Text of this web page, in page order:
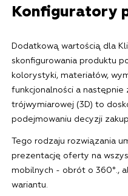
Konfiguratory
Dodatkową wartością dla
skonfigurowania produktu
kolorystyki, materiałów,
funkcjonalności a następnie
trójwymiarowej (3D) to
podejmowaniu decyzji
Tego rodzaju rozwiązania
prezentację oferty na
mobilnych - obrót o 360°.,
wariantu.